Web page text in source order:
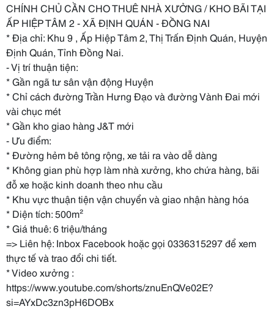
CHÍNH CHỦ CẦN CHO THUÊ NHÀ XƯỞNG / KHO BÃI TẠI
ẤP HIỆP TÂM 2 - XÃ ĐỊNH QUÁN - ĐỒNG NAI
* Địa chỉ: Khu 9 , Ấp Hiệp Tâm 2, Thị Trấn Định Quán, Huyện
Định Quán, Tỉnh Đồng Nai.
- Vị trí thuận tiện:
* Gần ngã tư sân vận động Huyện
* Chỉ cách đường Trần Hưng Đạo và đường Vành Đai mới
vài chục mét
* Gần kho giao hàng J&T mới
- Ưu điểm:
* Đường hẻm bê tông rộng, xe tải ra vào dễ dàng
* Không gian phù hợp làm nhà xưởng, kho chứa hàng, bãi
đỗ xe hoặc kinh doanh theo nhu cầu
* Khu vực thuận tiện vận chuyển và giao nhận hàng hóa
* Diện tích: 500m²
* Giá thuê: 6 triệu/tháng
=> Liên hệ: Inbox Facebook hoặc gọi 0336315297 để xem
thực tế và trao đổi chi tiết.
* Video xưởng :
https://www.youtube.com/shorts/znuEnQVe02E?
si=AYxDc3zn3pH6DOBx